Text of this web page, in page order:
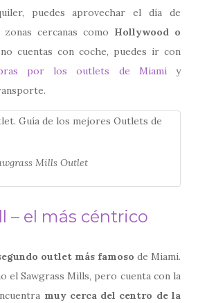
puedes aprovechar el día de
cercanas como Hollywood o
cuentas con coche, puedes ir con
por los outlets de Miami y
Mills Outlet
– el más céntrico
outlet más famoso de Miami.
el Sawgrass Mills, pero cuenta con la
muy cerca del centro de la